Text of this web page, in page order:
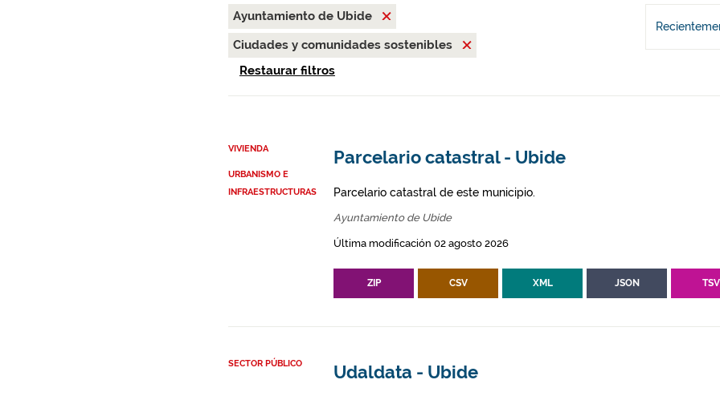
Ayuntamiento de Ubide
Ciudades y comunidades sostenibles
Restaurar filtros
VIVIENDA
URBANISMO E
INFRAESTRUCTURAS
Parcelario catastral - Ubide
Parcelario catastral de este municipio.
Ayuntamiento de Ubide
Última modificación 02 agosto 2026
ZIP CSV XML JSON TSV
SECTOR PÚBLICO Udaldata - Ubide